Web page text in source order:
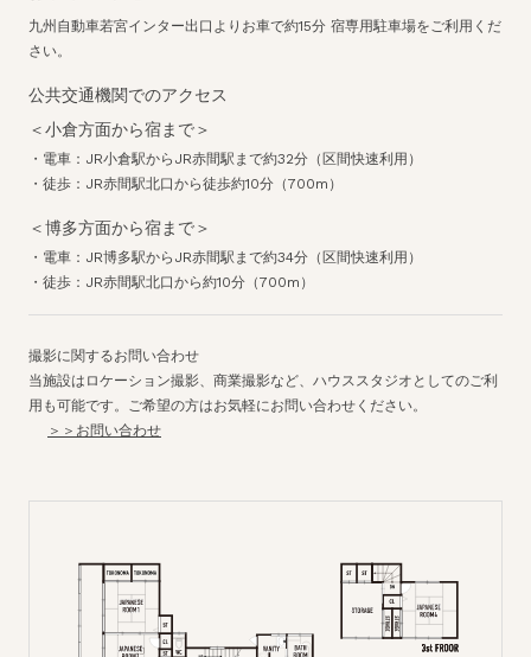
九州自動車若宮インター出口よりお車で約15分 宿専用駐車場をご利用くだ
さい。
公共交通機関でのアクセス
＜小倉方面から宿まで＞
・電車：JR小倉駅からJR赤間駅まで約32分（区間快速利用）
・徒歩：JR赤間駅北口から徒歩約10分（700m）
＜博多方面から宿まで＞
・電車：JR博多駅からJR赤間駅まで約34分（区間快速利用）
・徒歩：JR赤間駅北口から約10分（700m）
撮影に関するお問い合わせ
当施設はロケーション撮影、商業撮影など、ハウススタジオとしてのご利
用も可能です。ご希望の方はお気軽にお問い合わせください。
＞＞お問い合わせ